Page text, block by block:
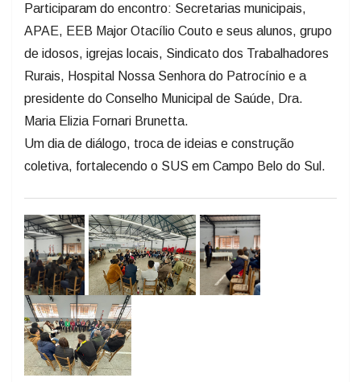
Participaram do encontro: Secretarias municipais,
APAE, EEB Major Otacílio Couto e seus alunos, grupo
de idosos, igrejas locais, Sindicato dos Trabalhadores
Rurais, Hospital Nossa Senhora do Patrocínio e a
presidente do Conselho Municipal de Saúde, Dra.
Maria Elizia Fornari Brunetta.
Um dia de diálogo, troca de ideias e construção
coletiva, fortalecendo o SUS em Campo Belo do Sul.